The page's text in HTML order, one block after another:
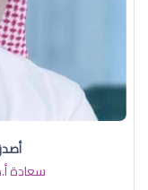
سعادة